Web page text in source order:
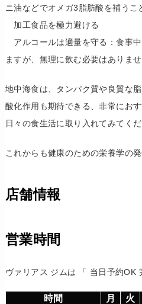
ニ油などでオメガ3脂肪酸を補うこ
​ 加工食品を極力避ける
アルコールは適量を守る：食事
ますが、無理に飲む必要はありませ
地中海食は、タンパク質や良質な
酸化作用も期待できる、非常にお
日々の食生活に取り入れてみてくだ
これからも健康のための栄養学の
店舗情報
営業時間
ヴァリアス ジムは 「 当日予約OK
時間 月 火